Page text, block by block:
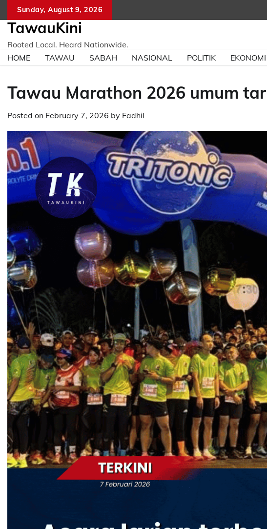
content
Sunday, August 9, 2026
TawauKini
Rooted Local. Heard Nationwide.
HOME
TAWAU SABAH NASIONAL POLITIK EKONOMI
Tawau Marathon 2026 umum
Posted on February 7, 2026 by Fadhil